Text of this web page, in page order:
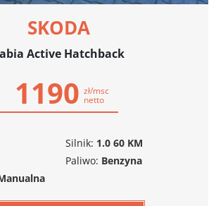
SKODA
Active Hatchback
1190 zł/msc
netto
Silnik: 1.0 60 KM
Paliwo: Benzyna